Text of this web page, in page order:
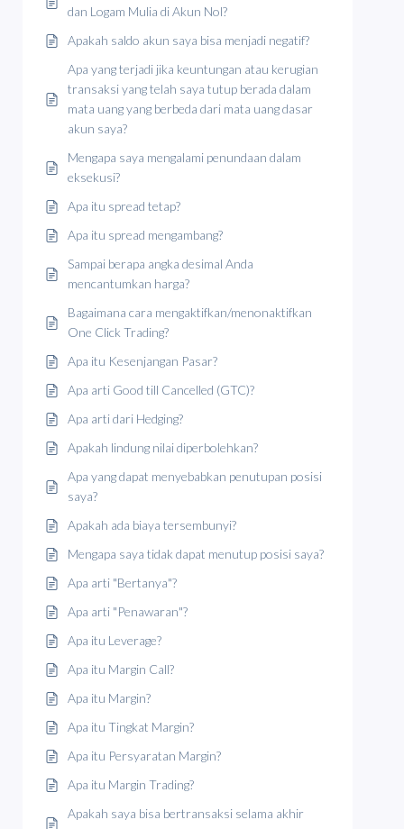
dan Logam Mulia di Akun Nol?
Apakah saldo akun saya bisa menjadi negatif?
Apa yang terjadi jika keuntungan atau kerugian
transaksi yang telah saya tutup berada dalam
mata uang yang berbeda dari mata uang dasar
akun saya?
Mengapa saya mengalami penundaan dalam
eksekusi?
Apa itu spread tetap?
Apa itu spread mengambang?
Sampai berapa angka desimal Anda
mencantumkan harga?
Bagaimana cara mengaktifkan/menonaktifkan
One Click Trading?
Apa itu Kesenjangan Pasar?
Apa arti Good till Cancelled (GTC)?
Apa arti dari Hedging?
Apakah lindung nilai diperbolehkan?
Apa yang dapat menyebabkan penutupan posisi
saya?
Apakah ada biaya tersembunyi?
Mengapa saya tidak dapat menutup posisi saya?
Apa arti "Bertanya"?
Apa arti "Penawaran"?
Apa itu Leverage?
Apa itu Margin Call?
Apa itu Margin?
Apa itu Tingkat Margin?
Apa itu Persyaratan Margin?
Apa itu Margin Trading?
Apakah saya bisa bertransaksi selama akhir